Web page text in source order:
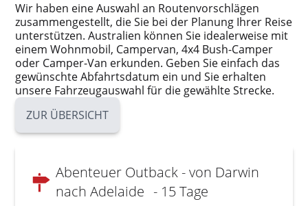
Wir haben eine Auswahl an Routenvorschlägen
zusammengestellt, die Sie bei der Planung Ihrer Reise
unterstützen. Australien können Sie idealerweise mit
einem Wohnmobil, Campervan, 4x4 Bush-Camper
oder Camper-Van erkunden. Geben Sie einfach das
gewünschte Abfahrtsdatum ein und Sie erhalten
unsere Fahrzeugauswahl für die gewählte Strecke.
ZUR ÜBERSICHT
Abenteuer Outback - von Darwin
nach Adelaide - 15 Tage